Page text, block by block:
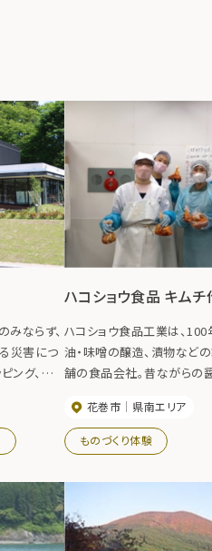
ならず、
災害につ
グ、パネ
なく次
ハコショウ食品 キム
ハコショウ食品工業は、100
油・味噌の醸造、漬物など
舗の食品会社。昔ながらの
年４月にオープンした直売
販売しているほか、漬物試
ができます。（キムチ作り体
花巻市 県南エリア
ものづくり体験